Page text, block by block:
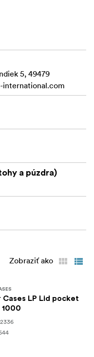
5, 49479
a púzdra)
Zobraziť ako
Cases LP Lid pocket